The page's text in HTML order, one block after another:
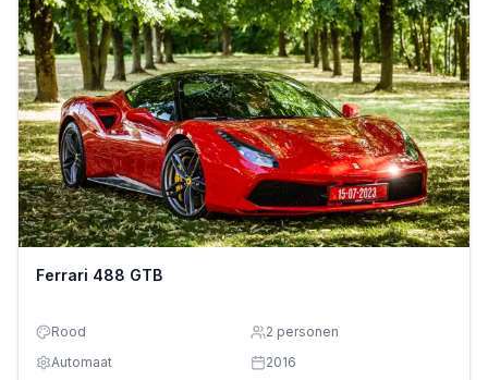
Ferrari 488 GTB
Rood 2 personen
Automaat
2016